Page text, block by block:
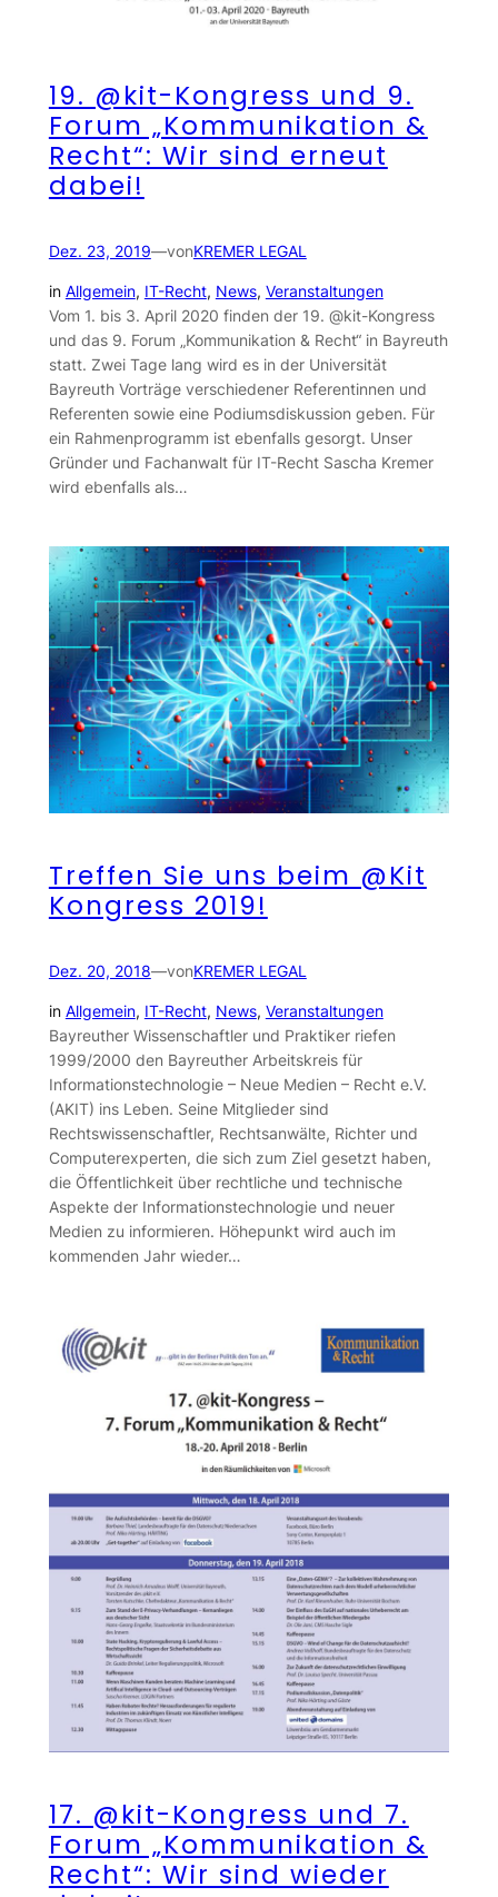
19. @kit-Kongress und 9.
Forum „Kommunikation &
Recht“: Wir sind erneut
dabei!
Dez. 23, 2019—vonKREMER LEGAL
in Allgemein, IT-Recht, News, Veranstaltungen
Vom 1. bis 3. April 2020 finden der 19. @kit-Kongress
und das 9. Forum „Kommunikation & Recht“ in Bayreuth
statt. Zwei Tage lang wird es in der Universität
Bayreuth Vorträge verschiedener Referentinnen und
Referenten sowie eine Podiumsdiskussion geben. Für
ein Rahmenprogramm ist ebenfalls gesorgt. Unser
Gründer und Fachanwalt für IT-Recht Sascha Kremer
wird ebenfalls als…
Treffen Sie uns beim @Kit
Kongress 2019!
Dez. 20, 2018—vonKREMER LEGAL
in Allgemein, IT-Recht, News, Veranstaltungen
Bayreuther Wissenschaftler und Praktiker riefen
1999/2000 den Bayreuther Arbeitskreis für
Informationstechnologie – Neue Medien – Recht e.V.
(AKIT) ins Leben. Seine Mitglieder sind
Rechtswissenschaftler, Rechtsanwälte, Richter und
Computerexperten, die sich zum Ziel gesetzt haben,
die Öffentlichkeit über rechtliche und technische
Aspekte der Informationstechnologie und neuer
Medien zu informieren. Höhepunkt wird auch im
kommenden Jahr wieder…
17. @kit-Kongress und 7.
Forum „Kommunikation &
Recht“: Wir sind wieder